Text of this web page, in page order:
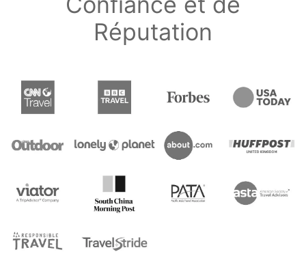
Réputation